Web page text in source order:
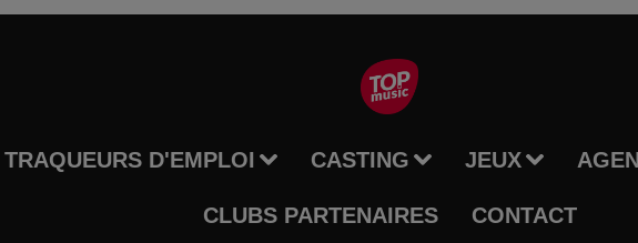
TRAQUEURS D'EMPLOI CASTING JEUX
CLUBS PARTENAIRES CONTACT